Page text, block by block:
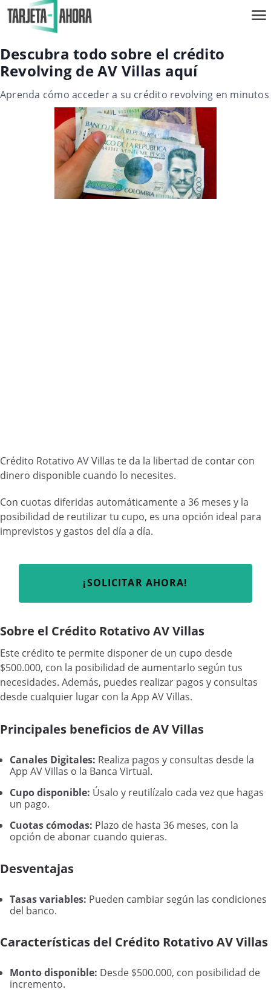
Descubra todo sobre el crédito
Revolving de AV Villas aquí
Aprenda cómo acceder a su crédito revolving en minutos
Crédito Rotativo AV Villas te da la libertad de contar con
dinero disponible cuando lo necesites.
Con cuotas diferidas automáticamente a 36 meses y la
posibilidad de reutilizar tu cupo, es una opción ideal para
imprevistos y gastos del día a día.
¡SOLICITAR AHORA!
Sobre el Crédito Rotativo AV Villas
Este crédito te permite disponer de un cupo desde
$500.000, con la posibilidad de aumentarlo según tus
necesidades. Además, puedes realizar pagos y consultas
desde cualquier lugar con la App AV Villas.
Principales beneficios de AV Villas
Canales Digitales: Realiza pagos y consultas desde la
App AV Villas o la Banca Virtual.
Cupo disponible: Úsalo y reutilízalo cada vez que hagas
un pago.
Cuotas cómodas: Plazo de hasta 36 meses, con la
opción de abonar cuando quieras.
Desventajas
Tasas variables: Pueden cambiar según las condiciones
del banco.
Características del Crédito Rotativo AV Villas
Monto disponible: Desde $500.000, con posibilidad de
incremento.